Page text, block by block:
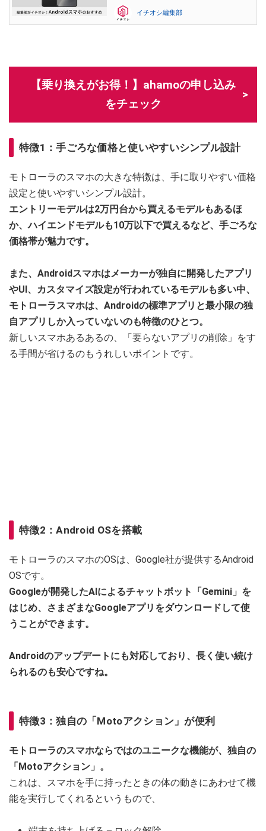
イチオシ編集部
【乗り換えがお得！】ahamoの申し込み
をチェック
特徴1：手ごろな価格と使いやすいシンプル設計
モトローラのスマホの大きな特徴は、手に取りやすい価格
設定と使いやすいシンプル設計。
エントリーモデルは2万円台から買えるモデルもあるほ
か、ハイエンドモデルも10万以下で買えるなど、手ごろな
価格帯が魅力です。
また、Androidスマホはメーカーが独自に開発したアプリ
やUI、カスタマイズ設定が行われているモデルも多い中、
モトローラスマホは、Androidの標準アプリと最小限の独
自アプリしか入っていないのも特徴のひとつ。
新しいスマホあるあるの、「要らないアプリの削除」をす
る手間が省けるのもうれしいポイントです。
特徴2：Android OSを搭載
モトローラのスマホのOSは、Google社が提供するAndroid
OSです。
Googleが開発したAIによるチャットボット「Gemini」を
はじめ、さまざまなGoogleアプリをダウンロードして使
うことができます。
Androidのアップデートにも対応しており、長く使い続け
られるのも安心ですね。
特徴3：独自の「Motoアクション」が便利
モトローラのスマホならではのユニークな機能が、独自の
「Motoアクション」。
これは、スマホを手に持ったときの体の動きにあわせて機
能を実行してくれるというもので、